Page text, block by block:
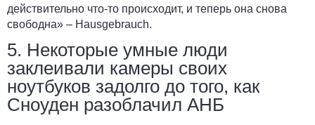
действительно что-то происходит, и теперь она снова
свободна» – Hausgebrauch.
5. Некоторые умные люди
заклеивали камеры своих
ноутбуков задолго до того, как
Сноуден разоблачил АНБ